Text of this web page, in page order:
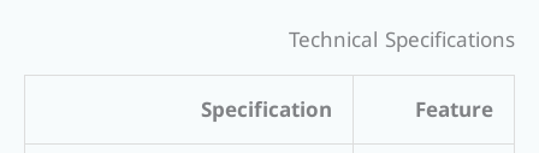
Technical Specifications
Feature
Specification